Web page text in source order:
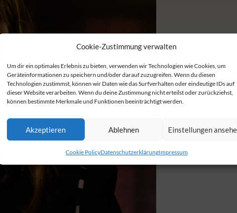
Cookie-Zustimmung verwalten
Um dir ein optimales Erlebnis zu bieten, verwenden wir Technologien wie Cookies, um
Geräteinformationen zu speichern und/oder darauf zuzugreifen. Wenn du diesen
Technologien zustimmst, können wir Daten wie das Surfverhalten oder eindeutige IDs auf
dieser Website verarbeiten. Wenn du deine Zustimmung nicht erteilst oder zurückziehst,
können bestimmte Merkmale und Funktionen beeinträchtigt werden.
Akzeptieren Ablehnen Einstellungen
Cookie PolicyDatenschutzerklärungImpressum